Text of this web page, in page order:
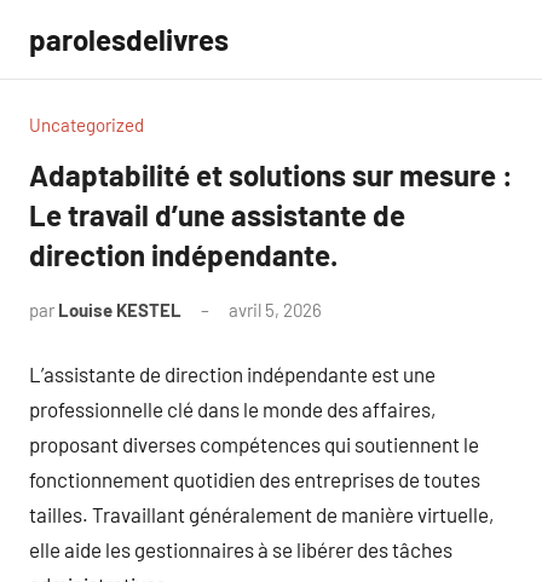
contenu
parolesdelivres
Uncategorized
Adaptabilité et solutions sur mesure :
Le travail d’une assistante de
direction indépendante.
par Louise KESTEL avril 5, 2026
L’assistante de direction indépendante est une
professionnelle clé dans le monde des affaires,
proposant diverses compétences qui soutiennent le
fonctionnement quotidien des entreprises de toutes
tailles. Travaillant généralement de manière virtuelle,
elle aide les gestionnaires à se libérer des tâches